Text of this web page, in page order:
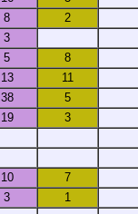
8
2
3
5
8
13
11
38
5
19
3
10
7
3
1